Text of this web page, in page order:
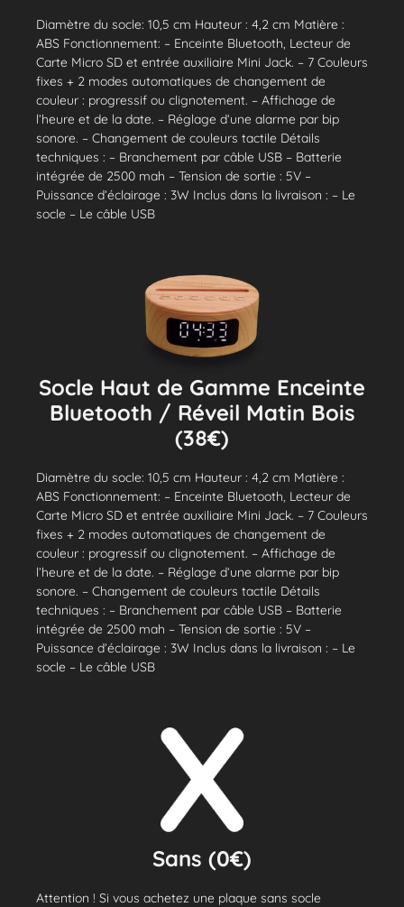
Diamètre du socle: 10,5 cm Hauteur : 4,2 cm Matière :
ABS Fonctionnement: – Enceinte Bluetooth, Lecteur de
Carte Micro SD et entrée auxiliaire Mini Jack. – 7 Couleurs
fixes + 2 modes automatiques de changement de
couleur : progressif ou clignotement. – Affichage de
l’heure et de la date. – Réglage d’une alarme par bip
sonore. – Changement de couleurs tactile Détails
techniques : – Branchement par câble USB – Batterie
intégrée de 2500 mah – Tension de sortie : 5V –
Puissance d’éclairage : 3W Inclus dans la livraison : – Le
socle – Le câble USB
Socle Haut de Gamme Enceinte
Bluetooth / Réveil Matin Bois
(38€)
Diamètre du socle: 10,5 cm Hauteur : 4,2 cm Matière :
ABS Fonctionnement: – Enceinte Bluetooth, Lecteur de
Carte Micro SD et entrée auxiliaire Mini Jack. – 7 Couleurs
fixes + 2 modes automatiques de changement de
couleur : progressif ou clignotement. – Affichage de
l’heure et de la date. – Réglage d’une alarme par bip
sonore. – Changement de couleurs tactile Détails
techniques : – Branchement par câble USB – Batterie
intégrée de 2500 mah – Tension de sortie : 5V –
Puissance d’éclairage : 3W Inclus dans la livraison : – Le
socle – Le câble USB
Sans (0€)
Attention ! Si vous achetez une plaque sans socle